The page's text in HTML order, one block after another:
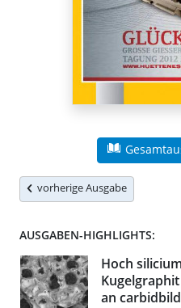
vorherige Ausgabe
AUSGABEN-HIGHLIGHTS:
Hoch
an